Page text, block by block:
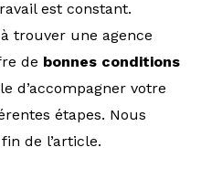
est constant.
trouver une agence
de bonnes conditions
d’accompagner votre
étapes. Nous
de l’article.